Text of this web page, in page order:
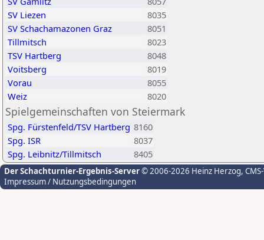
SV Liezen
8035
SV Schachamazonen Graz
8051
Tillmitsch
8023
TSV Hartberg
8048
Voitsberg
8019
Vorau
8055
Weiz
8020
Spielgemeinschaften von Steiermark
Spg. Fürstenfeld/TSV Hartberg 8160
Spg. ISR
8037
Spg. Leibnitz/Tillmitsch
8405
Der Schachturnier-Ergebnis-Server© 2006-2026 Heinz Herzog,
Impressum / Nutzungsbedingungen